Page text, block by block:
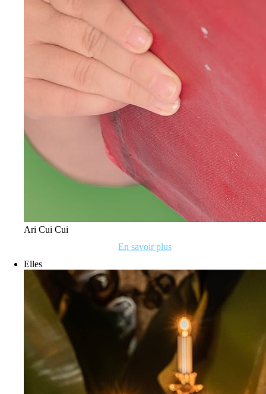
Ari Cui Cui
En savoir plus
Elles